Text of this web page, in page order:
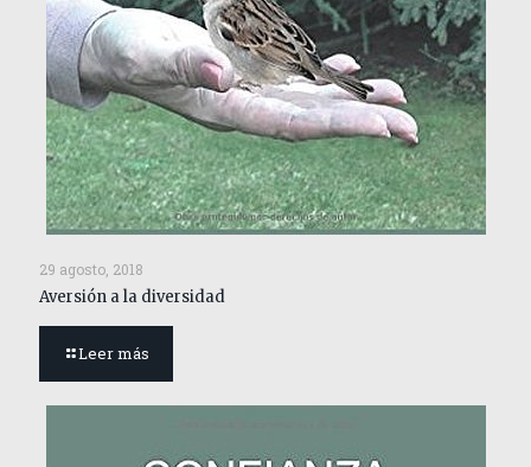
29 agosto, 2018
Aversión a la diversidad
Leer más